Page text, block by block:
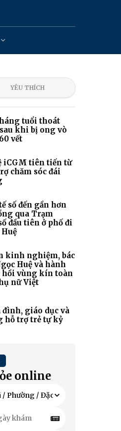
YÊU THÍCH
tuổi thoát
khi bị ong vò
vết
iCGM tiên tiến từ
chăm sóc đái
số đến gần hơn
qua Trạm
đầu tiên ở phố đi
kinh nghiệm, bác
Huệ và hành
vùng kín toàn
nữ Việt
đình, giáo dục và
hỗ trợ trẻ tự kỷ
online